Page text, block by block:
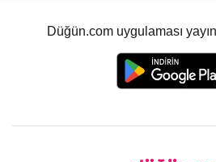
Düğün.com uygulaması